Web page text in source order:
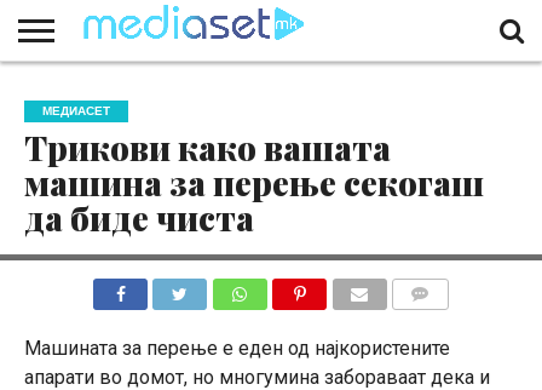
НАС
КОНТАКТ
МАРКЕТИНГ
ПОЧЕТНА
МЕДИАСЕТ
Трикови како вашата
машина за перење секогаш
да биде чиста
Машината за перење е еден од најкористените
апарати во домот, но многумина забораваат дека и